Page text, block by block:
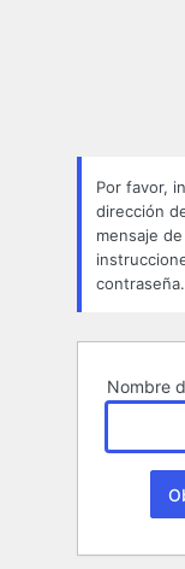
Por favor,
dirección
mensaje
contraseña.
Nombre